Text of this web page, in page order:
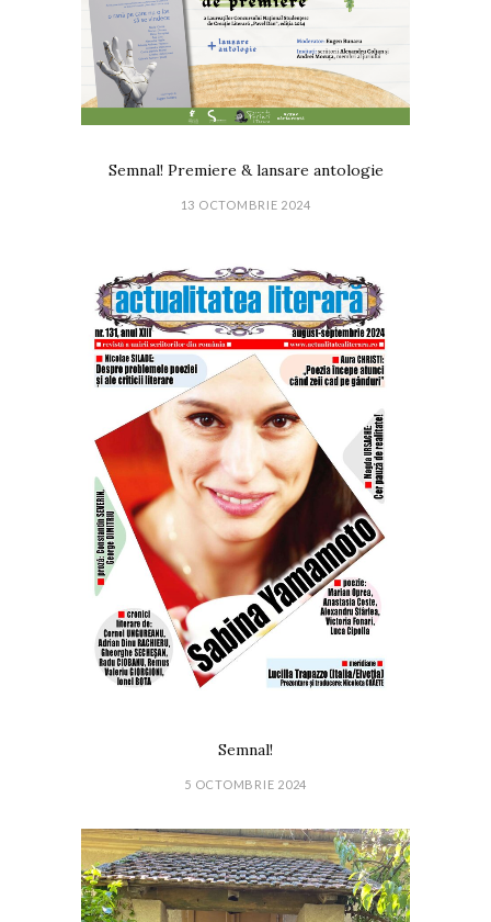
Semnal! Premiere & lansare antologie
13 OCTOMBRIE 2024
Semnal!
5 OCTOMBRIE 2024